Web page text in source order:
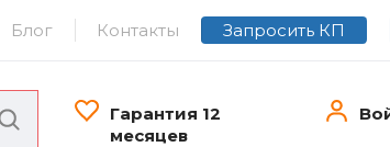
Блог Контакты Запросить КП
Гарантия 12
месяцев